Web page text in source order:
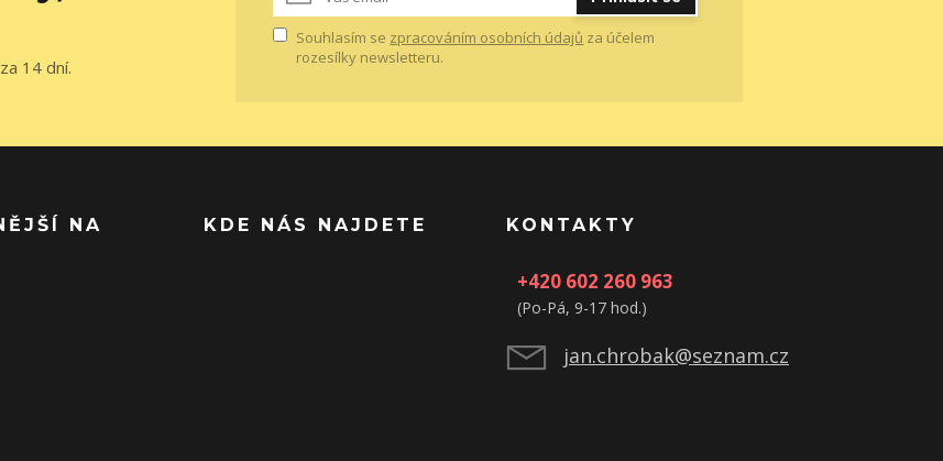
14 dní.
Souhlasím se zpracováním osobních údajů za účelem
rozesílky newsletteru.
NA
KDE NÁS NAJDETE KONTAKTY
+420 602 260 963
(Po-Pá, 9-17 hod.)
jan.chrobak@seznam.cz